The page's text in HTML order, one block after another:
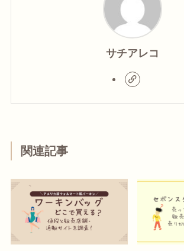
サチアレコ
関連記事